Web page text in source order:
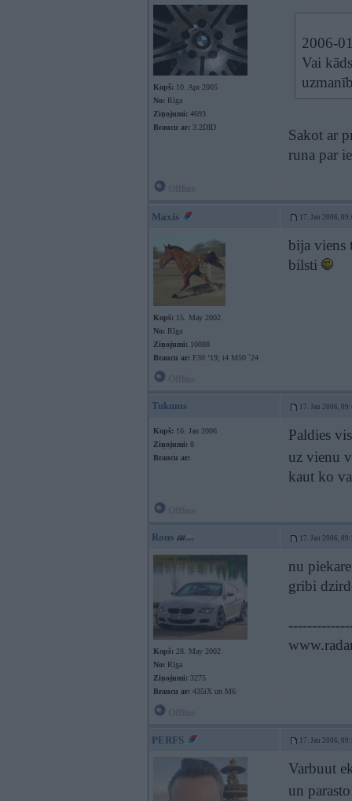
Kopš: 10. Apr 2005
No: Rīga
Ziņojumi: 4693
Braucu ar: 3.2DID
2006-
Vai
Sakot ar
runa par
Maxis 17. Jan 2006,
Kopš: 15. May 2002
No: Rīga
Ziņojumi: 10088
Braucu ar: F30 ‘19; i4 M50 `24
bija viens
bilsti
Tukums 17. Jan 2006,
Kopš: 16. Jan 2006
Ziņojumi: 8
Braucu ar:
Paldies
uz vienu
kaut ko
Rons 17. Jan 2006,
Kopš: 28. May 2002
No: Rīga
Ziņojumi: 3275
Braucu ar: 435iX un M6
nu
gribi
PERFS 17. Jan 2006,
Varbuut
un